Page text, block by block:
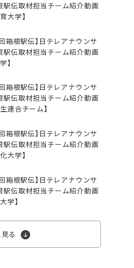
駅伝取材担当チーム紹介動画
大学】
箱根駅伝】日テレアナウンサ
駅伝取材担当チーム紹介動画
】
箱根駅伝】日テレアナウンサ
駅伝取材担当チーム紹介動画
連合チーム】
箱根駅伝】日テレアナウンサ
駅伝取材担当チーム紹介動画
大学】
箱根駅伝】日テレアナウンサ
駅伝取材担当チーム紹介動画
学】
る